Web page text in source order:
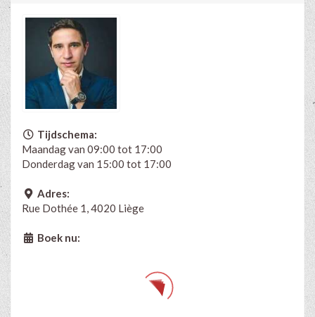
Tijdschema:
Maandag van 09:00 tot 17:00
Donderdag van 15:00 tot 17:00
Adres:
Rue Dothée 1, 4020 Liège
Boek nu: